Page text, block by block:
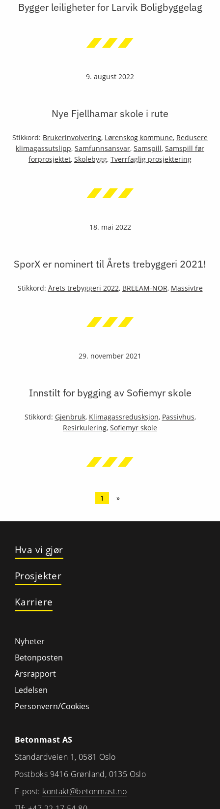
Bygger leiligheter for Larvik Boligbyggelag
9. august 2022
Nye Fjellhamar skole i rute
Stikkord: Brukerinvolvering, Lørenskog kommune, Redusere
klimagassutslipp, Samfunnsansvar, Samspill, Samspill før
forprosjektet, Skolebygg, Tverrfaglig prosjektering
18. mai 2022
SporX er nominert til Årets trebyggeri 2021!
Stikkord: Årets trebyggeri 2022, BREEAM-NOR, Massivtre
29. november 2021
Innstilt for bygging av Sofiemyr skole
Stikkord: Gjenbruk, Klimagassredusksjon, Passivhus,
Resirkulering, Sofiemyr skole
1 »
Hva vi gjør
Prosjekter
Karriere
Nyheter
Betonposten
Årsrapport
Ledelsen
Personvern/Cookies
Betonmast AS
Standardveien 1, 0581 Oslo
Postboks 9416 Grønland, 0135 Oslo
E-post: kontakt@betonmast.no